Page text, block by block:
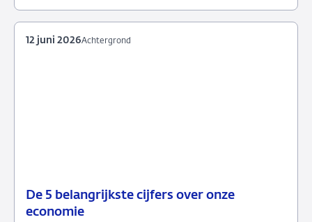
2026
De 5 belangrijkste cijfers over onze
economie
12
Achtergrond
Achtergrond
12 juni 2026